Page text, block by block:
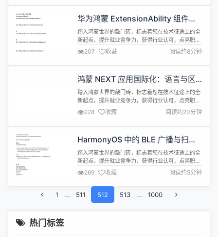
cert-detail/101666948302721398?
华为鸿蒙 ExtensionAbility 组件：
扩展应用功能的舞台
踏入鸿蒙世界的敲门砖，标志着您在技术征途上的全
新起点，提升就业竞争力，获得行业认可，点亮职业
成长先机，快人一步抢占未来应用开发赛道！
https://developer.huawei.com/consumer/cn/training/
cert-detail/101666948302721398?
207 收藏 阅读约8分钟
鸿蒙 NEXT 应用国际化：语言与区
域设置
踏入鸿蒙世界的敲门砖，标志着您在技术征途上的全
新起点，提升就业竞争力，获得行业认可，点亮职业
成长先机，快人一步抢占未来应用开发赛道！
https://developer.huawei.com/consumer/cn/training/
cert-detail/101666948302721398?
228 收藏 阅读约20分钟
HarmonyOS 中的 BLE 广播与扫
描：实现低功耗蓝牙通信
踏入鸿蒙世界的敲门砖，标志着您在技术征途上的全
新起点，提升就业竞争力，获得行业认可，点亮职业
成长先机，快人一步抢占未来应用开发赛道！
https://developer.huawei.com/consumer/cn/training/
cert-detail/101666948302721398?
ha_source=hmosclass-bokeyuan&...
269 收藏 阅读约5分钟
1 ... 511 512 513 ... 1000
热门标签